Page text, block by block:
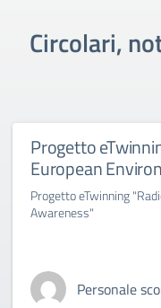
Circolari,
Progetto
European
Progetto eTwinning
Awareness"
Personale